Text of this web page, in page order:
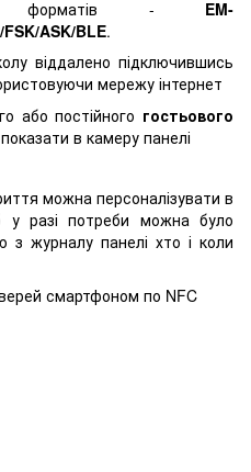
форматів - EM-
ASK/BLE.
віддалено підключившись
мережу інтернет
або постійного гостьового
в камеру панелі
можна персоналізувати в
у разі потреби можна було
з журналу панелі хто і коли